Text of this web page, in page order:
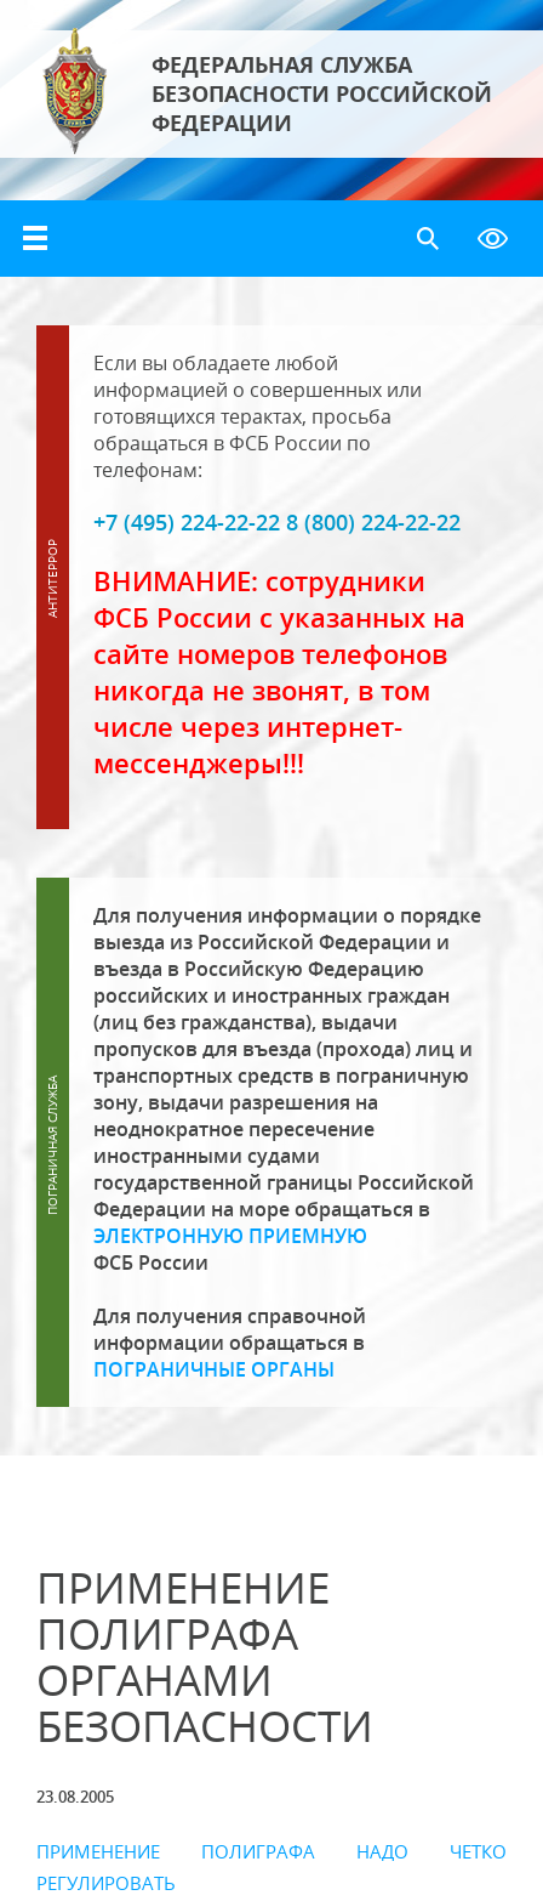
ФЕДЕРАЛЬНАЯ СЛУЖБА
БЕЗОПАСНОСТИ РОССИЙСКОЙ
ФЕДЕРАЦИИ
Если вы обладаете любой
информацией о совершенных или
готовящихся терактах, просьба
обращаться в ФСБ России по
телефонам:
+7 (495) 224-22-22 8 (800) 224-22-22
ВНИМАНИЕ: сотрудники
ФСБ России с указанных на
сайте номеров телефонов
никогда не звонят, в том
числе через интернет-
мессенджеры!!!
Для получения информации о порядке
выезда из Российской Федерации и
въезда в Российскую Федерацию
российских и иностранных граждан
(лиц без гражданства), выдачи
пропусков для въезда (прохода) лиц и
транспортных средств в пограничную
зону, выдачи разрешения на
неоднократное пересечение
иностранными судами
государственной границы Российской
Федерации на море обращаться в
ЭЛЕКТРОННУЮ ПРИЕМНУЮ
ФСБ России
Для получения справочной
информации обращаться в
ПОГРАНИЧНЫЕ ОРГАНЫ
ПРИМЕНЕНИЕ
ПОЛИГРАФА
ОРГАНАМИ
БЕЗОПАСНОСТИ
23.08.2005
ПРИМЕНЕНИЕ ПОЛИГРАФА НАДО ЧЕТКО
РЕГУЛИРОВАТЬ